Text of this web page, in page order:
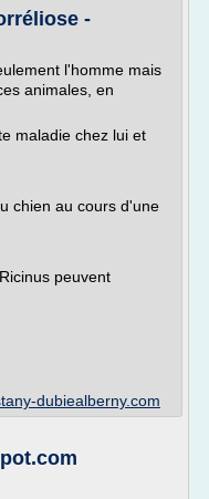
-
l'homme mais
animales, en
maladie chez lui et
chien au cours d'une
peuvent
dubiealberny.com